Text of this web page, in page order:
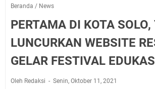
Beranda / News
PERTAMA DI KOTA SOLO,
LUNCURKAN WEBSITE
GELAR FESTIVAL
Oleh Redaksi Senin, Oktober 11, 2021